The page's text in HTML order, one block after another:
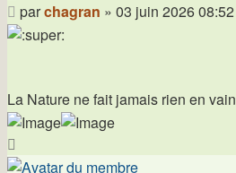
Message
parchagran » 03 juin 2026 08:52
La Nature ne fait jamais rien en vain